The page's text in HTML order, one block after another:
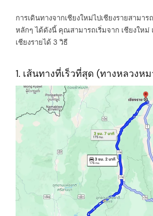
การเดินทางจากเชียงใหม่ไปเชียงรายสามาร
หลักๆ ได้ดังนี้ คุณสามารถเริ่มจาก เชียงใหม่
เชียงรายได้ 3 วิธี
1. เส้นทางที่เร็วที่สุด (ทางหลวงหม